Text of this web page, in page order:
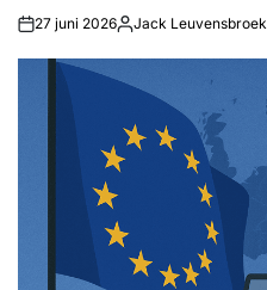
27 juni 2026Geplaatst
Jack Leuvensbroek